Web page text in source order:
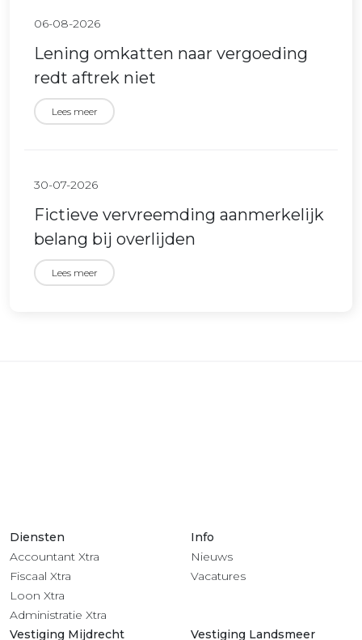
06-08-2026
Lening omkatten naar vergoeding
redt aftrek niet
Lees meer
30-07-2026
Fictieve vervreemding aanmerkelijk
belang bij overlijden
Lees meer
Diensten
Accountant Xtra
Fiscaal Xtra
Loon Xtra
Administratie Xtra
Info
Nieuws
Vacatures
Vestiging Mijdrecht Vestiging Landsmeer